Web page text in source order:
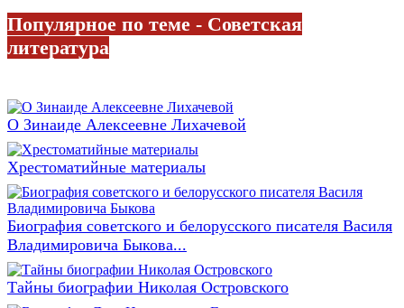
Популярное по теме - Советская
литература
О Зинаиде Алексеевне Лихачевой
Хрестоматийные материалы
Биография советского и белорусского писателя Василя
Владимировича Быкова...
Тайны биографии Николая Островского